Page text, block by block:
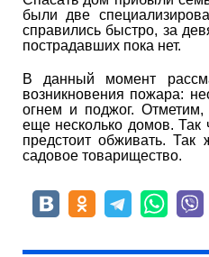
были две
справились быстро, за
пострадавших пока нет.
В данный момент
возникновения пожара:
огнем и поджог. Отметим,
еще несколько домов. Так
предстоит обживать. Так
садовое товарищество.